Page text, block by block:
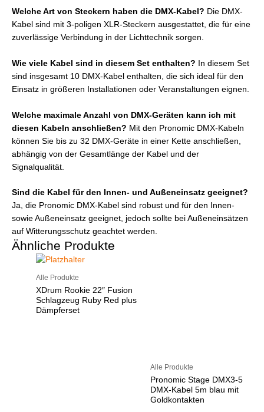
Welche Art von Steckern haben die DMX-Kabel? Die DMX-
Kabel sind mit 3-poligen XLR-Steckern ausgestattet, die für eine
zuverlässige Verbindung in der Lichttechnik sorgen.
Wie viele Kabel sind in diesem Set enthalten? In diesem Set
sind insgesamt 10 DMX-Kabel enthalten, die sich ideal für den
Einsatz in größeren Installationen oder Veranstaltungen eignen.
Welche maximale Anzahl von DMX-Geräten kann ich mit
diesen Kabeln anschließen? Mit den Pronomic DMX-Kabeln
können Sie bis zu 32 DMX-Geräte in einer Kette anschließen,
abhängig von der Gesamtlänge der Kabel und der
Signalqualität.
Sind die Kabel für den Innen- und Außeneinsatz geeignet?
Ja, die Pronomic DMX-Kabel sind robust und für den Innen-
sowie Außeneinsatz geeignet, jedoch sollte bei Außeneinsätzen
auf Witterungsschutz geachtet werden.
Ähnliche Produkte
Alle Produkte
XDrum Rookie 22″ Fusion
Schlagzeug Ruby Red plus
Dämpferset
Alle Produkte
Pronomic Stage DMX3-5
DMX-Kabel 5m blau mit
Goldkontakten